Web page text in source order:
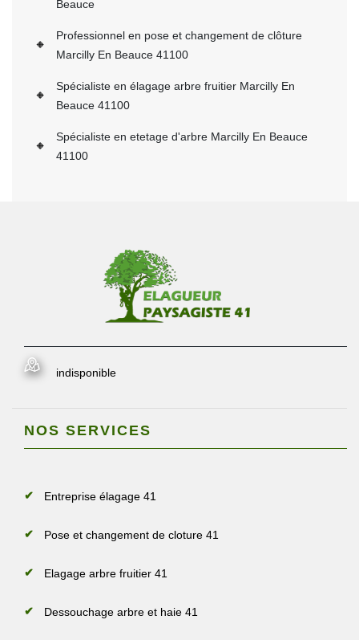
Beauce
Professionnel en pose et changement de clôture
Marcilly En Beauce 41100
Spécialiste en élagage arbre fruitier Marcilly En
Beauce 41100
Spécialiste en etetage d'arbre Marcilly En Beauce
41100
indisponible
NOS SERVICES
Entreprise élagage 41
Pose et changement de cloture 41
Elagage arbre fruitier 41
Dessouchage arbre et haie 41